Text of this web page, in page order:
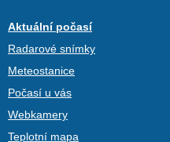
Aktuální počasí
Radarové snímky
Meteostanice
Počasí u vás
Webkamery
Teplotní mapa